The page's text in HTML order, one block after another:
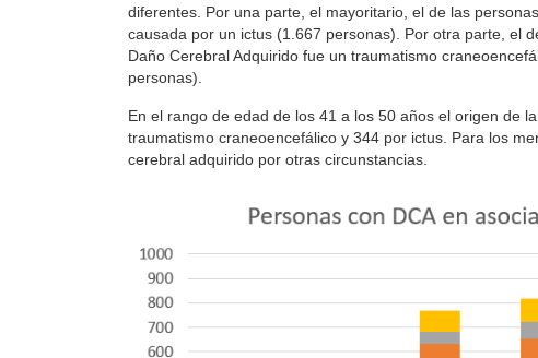
diferentes. Por una parte, el mayoritario, el de las
causada por un ictus (1.667 personas). Por otra parte, el
Daño Cerebral Adquirido fue un traumatismo
personas).
En el rango de edad de los 41 a los 50 años el origen de
traumatismo craneoencefálico y 344 por ictus. Para los
cerebral adquirido por otras circunstancias.